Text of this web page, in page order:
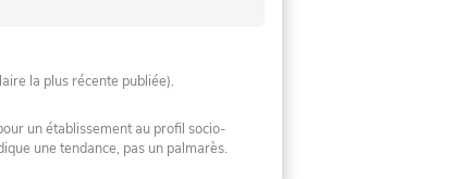
la plus récente publiée).
un établissement au profil socio-
une tendance, pas un palmarès.